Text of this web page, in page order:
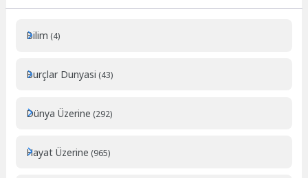
Bilim (4)
Burçlar Dunyasi (43)
Dünya Üzerine (292)
Hayat Üzerine (965)